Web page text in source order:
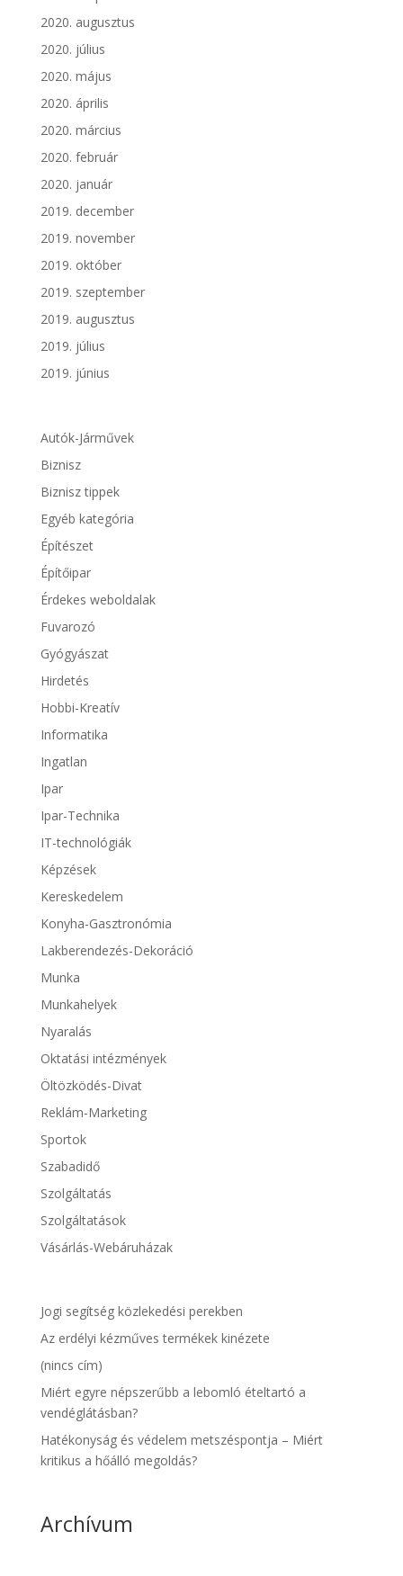
2020. augusztus
2020. július
2020. május
2020. április
2020. március
2020. február
2020. január
2019. december
2019. november
2019. október
2019. szeptember
2019. augusztus
2019. július
2019. június
Autók-Járművek
Biznisz
Biznisz tippek
Egyéb kategória
Építészet
Építőipar
Érdekes weboldalak
Fuvarozó
Gyógyászat
Hirdetés
Hobbi-Kreatív
Informatika
Ingatlan
Ipar
Ipar-Technika
IT-technológiák
Képzések
Kereskedelem
Konyha-Gasztronómia
Lakberendezés-Dekoráció
Munka
Munkahelyek
Nyaralás
Oktatási intézmények
Öltözködés-Divat
Reklám-Marketing
Sportok
Szabadidő
Szolgáltatás
Szolgáltatások
Vásárlás-Webáruházak
Jogi segítség közlekedési perekben
Az erdélyi kézműves termékek kinézete
(nincs cím)
Miért egyre népszerűbb a lebomló ételtartó a
vendéglátásban?
Hatékonyság és védelem metszéspontja – Miért
kritikus a hőálló megoldás?
Archívum